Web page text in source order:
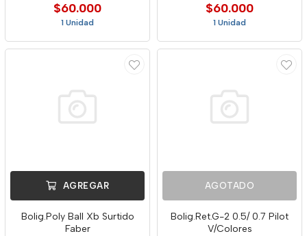
$60.000
1 Unidad
$60.000
1 Unidad
AGREGAR
Bolig.Poly Ball Xb Surtido
Faber
AGOTADO
Bolig.Ret.G-2 0.5/ 0.7 Pilot
V/Colores